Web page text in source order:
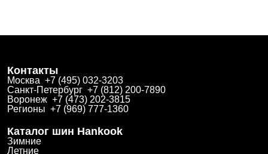
Контакты
Москва +7 (495) 032-3203
Санкт-Петербург +7 (812) 200-7890
Воронеж +7 (473) 202-3815
Регионы +7 (969) 777-1360
Каталог шин Hankook
Зимние
Летние